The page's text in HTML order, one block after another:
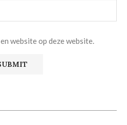
website op deze website.